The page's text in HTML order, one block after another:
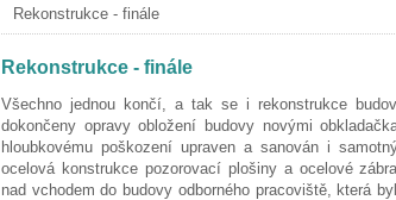
Rekonstrukce - finále
Rekonstrukce - finále
Všechno jednou končí, a tak se i rekonstrukce
dokončeny opravy obložení budovy novými
hloubkovému poškození upraven a sanován i
ocelová konstrukce pozorovací plošiny a ocelové
nad vchodem do budovy odborného pracoviště, která